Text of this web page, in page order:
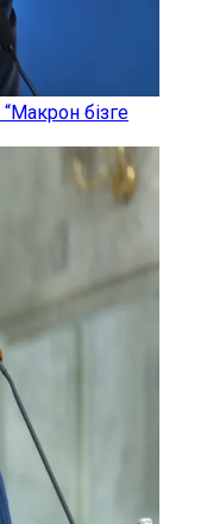
бізге